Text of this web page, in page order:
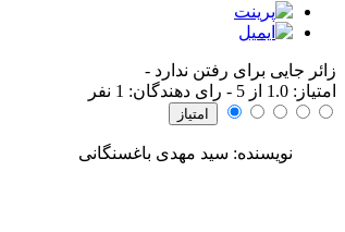
زائر جایی برای رفتن ندارد -
امتياز: 1.0 از 5 - رای دهندگان: 1 نفر
نویسنده: سید مهدی باغسنگانی